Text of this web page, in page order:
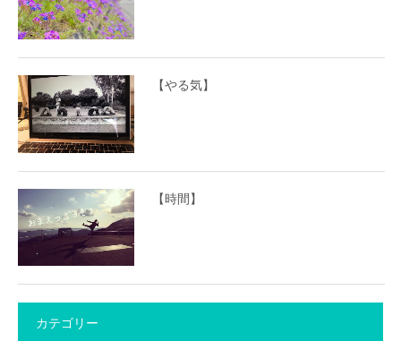
【やる気】
【時間】
カテゴリー